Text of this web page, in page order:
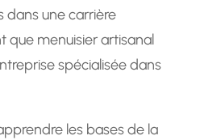
dans une carrière
que menuisier artisanal
spécialisée dans
les bases de la